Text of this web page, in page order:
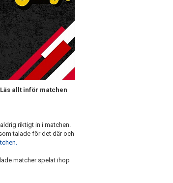
allt inför matchen
riktigt in i matchen.
talade för det där och
matcher spelat ihop